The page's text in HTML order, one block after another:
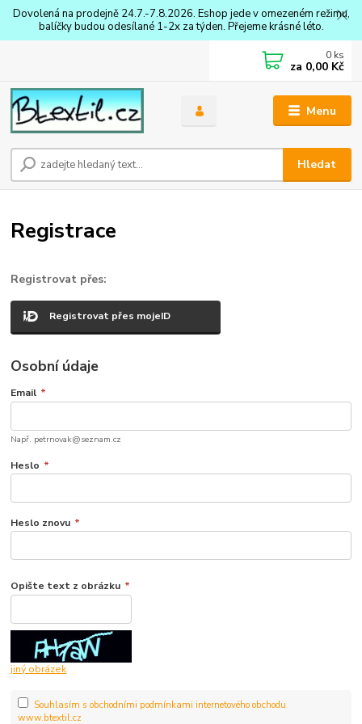
Dovolená na prodejně 24.7.-7.8.2026. Eshop jede v omezeném režimu,
balíčky budou odesílané 1-2x za týden. Přejeme krásné léto.
Menu
Hledat
0 ks
za 0,00 Kč
Registrace
Registrovat přes:
Registrovat přes mojeID
Osobní údaje
Email *
Např. petrnovak@seznam.cz
Heslo *
Heslo znovu *
Opište text z obrázku *
jiný obrázek
Souhlasím s obchodními podmínkami internetového obchodu
www.btextil.cz